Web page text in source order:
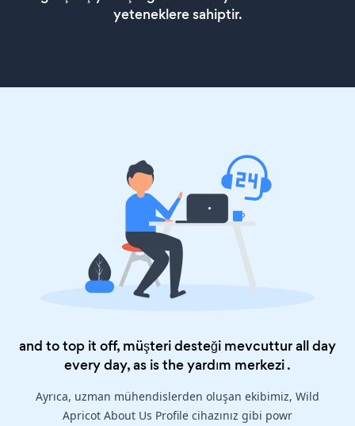
yeteneklere sahiptir.
and to top it off, müşteri desteği mevcuttur all day
every day, as is theyardım merkezi.
Ayrıca, uzman mühendislerden oluşan ekibimiz, Wild
Apricot About Us Profile cihazınız gibi powr